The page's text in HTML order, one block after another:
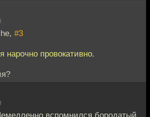
#3
нарочно провокативно.